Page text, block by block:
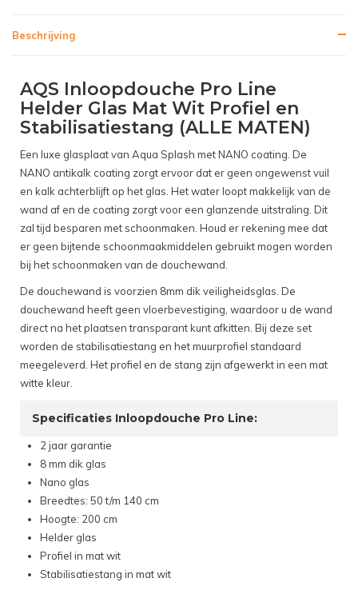
Beschrijving
AQS Inloopdouche Pro Line
Helder Glas Mat Wit Profiel en
Stabilisatiestang (ALLE MATEN)
Een luxe glasplaat van Aqua Splash met NANO coating. De
NANO antikalk coating zorgt ervoor dat er geen ongewenst vuil
en kalk achterblijft op het glas. Het water loopt makkelijk van de
wand af en de coating zorgt voor een glanzende uitstraling. Dit
zal tijd besparen met schoonmaken. Houd er rekening mee dat
er geen bijtende schoonmaakmiddelen gebruikt mogen worden
bij het schoonmaken van de douchewand.
De douchewand is voorzien 8mm dik veiligheidsglas. De
douchewand heeft geen vloerbevestiging, waardoor u de wand
direct na het plaatsen transparant kunt afkitten. Bij deze set
worden de stabilisatiestang en het muurprofiel standaard
meegeleverd. Het profiel en de stang zijn afgewerkt in een mat
witte kleur.
Specificaties Inloopdouche Pro Line:
2 jaar garantie
8 mm dik glas
Nano glas
Breedtes: 50 t/m 140 cm
Hoogte: 200 cm
Helder glas
Profiel in mat wit
Stabilisatiestang in mat wit